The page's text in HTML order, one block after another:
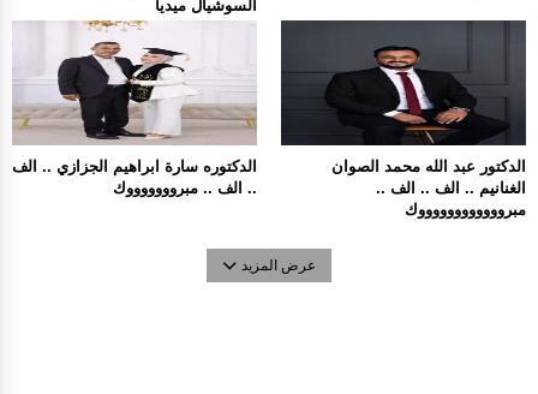
السوشيال ميديا
الدكتوره سارة ابراهيم الجزازي .. الف
.. الف .. مبروووووووك
الدكتور عبد الله محمد الصوان
الغنانيم .. الف .. الف ..
مبرووووووووووووك
عرض المزيد